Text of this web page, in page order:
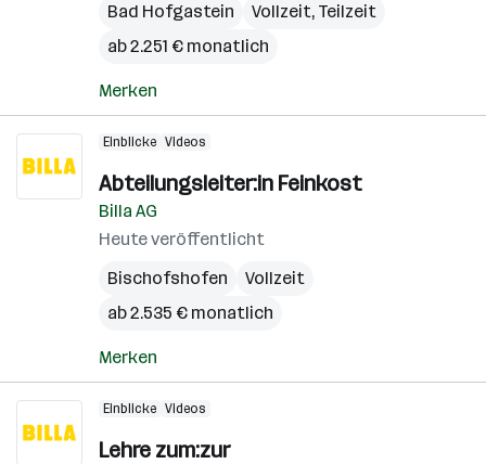
Bad Hofgastein
Vollzeit, Teilzeit
ab 2.251 € monatlich
Merken
Einblicke Videos
Abteilungsleiter:in Feinkost
Billa AG
Heute veröffentlicht
Bischofshofen
Vollzeit
ab 2.535 € monatlich
Merken
Einblicke Videos
Lehre zum:zur